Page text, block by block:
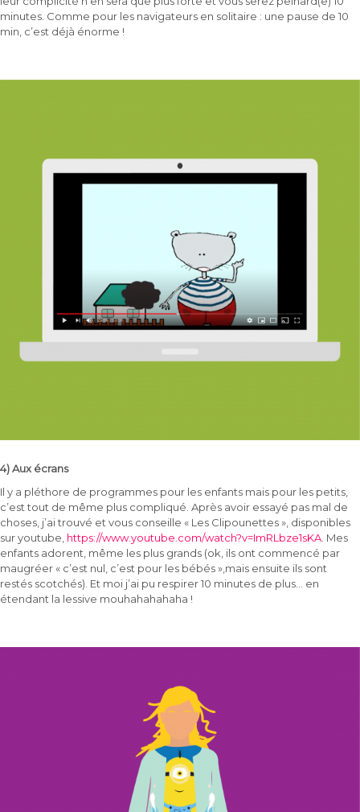
minutes. Comme pour les navigateurs en solitaire : une pause de 10
min, c’est déjà énorme !
4) Aux écrans
Il y a pléthore de programmes pour les enfants mais pour les petits,
c’est tout de même plus compliqué. Après avoir essayé pas mal de
choses, j’ai trouvé et vous conseille « Les Clipounettes », disponibles
sur youtube, https://www.youtube.com/watch?v=ImRLbze1sKA . Mes
enfants adorent, même les plus grands (ok, ils ont commencé par
maugréer « c’est nul, c’est pour les bébés »,mais ensuite ils sont
restés scotchés). Et moi j’ai pu respirer 10 minutes de plus… en
étendant la lessive mouhahahahaha !